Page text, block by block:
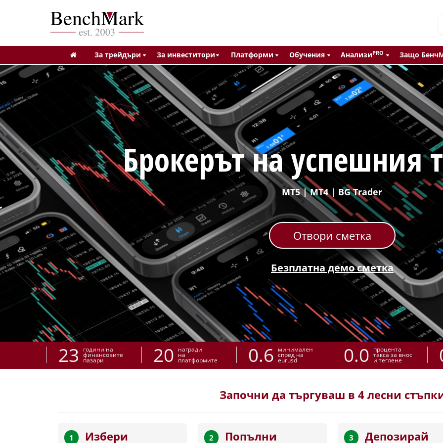
За трейдъри За инвеститори Платформи Обучения АнализиPRO Защо
Брокерът на успешния
MT5 | MT4 | BG Trader
Отвори сметка
Безплатна демо сметка
23 години на
финансовите
пазари 20 награди
на
платформите 0.6 минимален
спред на
eurusd 0.0 процента
такса за внос
и теглене
Започни да търгуваш в 4 лесни
1 Избери 2 Попълни 3 Депозирай